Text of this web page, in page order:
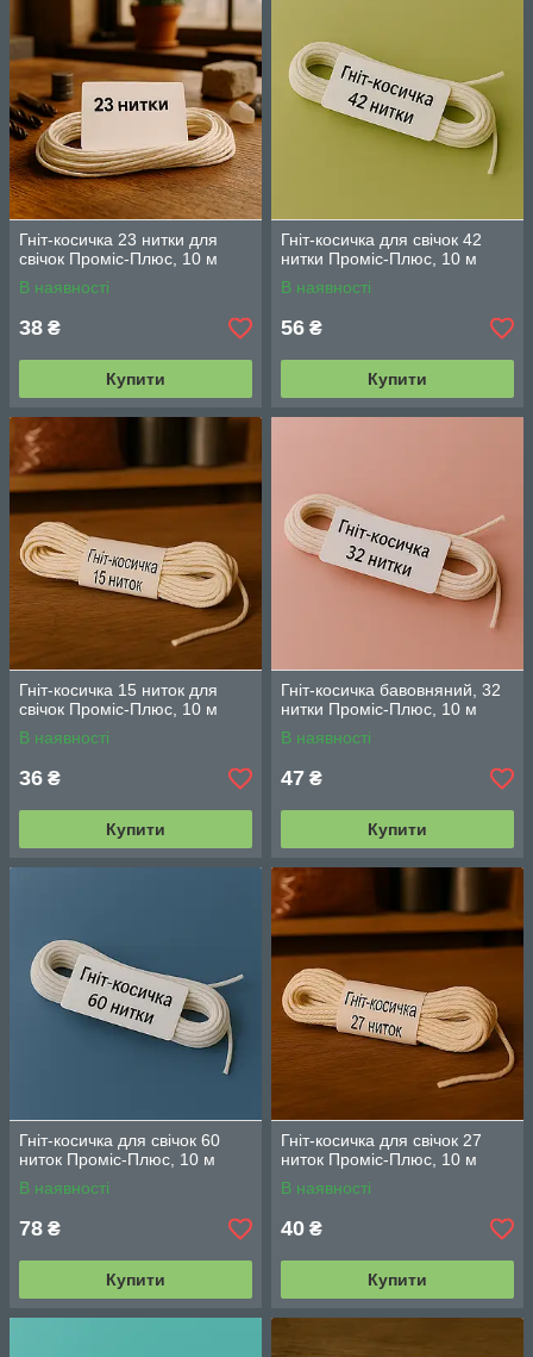
Гніт-косичка 23 нитки для
свічок Проміс-Плюс, 10 м
В наявності
38 ₴
Купити
Гніт-косичка для свічок 42
нитки Проміс-Плюс, 10 м
В наявності
56 ₴
Купити
Гніт-косичка 15 ниток для
свічок Проміс-Плюс, 10 м
В наявності
36 ₴
Купити
Гніт-косичка бавовняний, 32
нитки Проміс-Плюс, 10 м
В наявності
47 ₴
Купити
Гніт-косичка для свічок 60
ниток Проміс-Плюс, 10 м
В наявності
78 ₴
Купити
Гніт-косичка для свічок 27
ниток Проміс-Плюс, 10 м
В наявності
40 ₴
Купити